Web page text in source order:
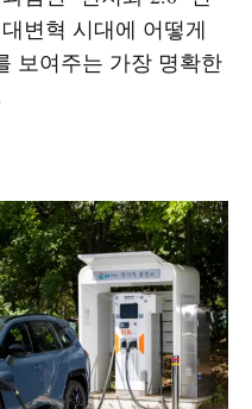
변혁 시대에 어떻게
보여주는 가장 명확한